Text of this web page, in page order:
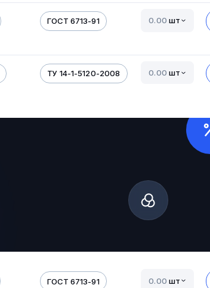
ГОСТ 6713-91 шт
ТУ 14-1-5120-2008 шт
ГОСТ 6713-91 шт